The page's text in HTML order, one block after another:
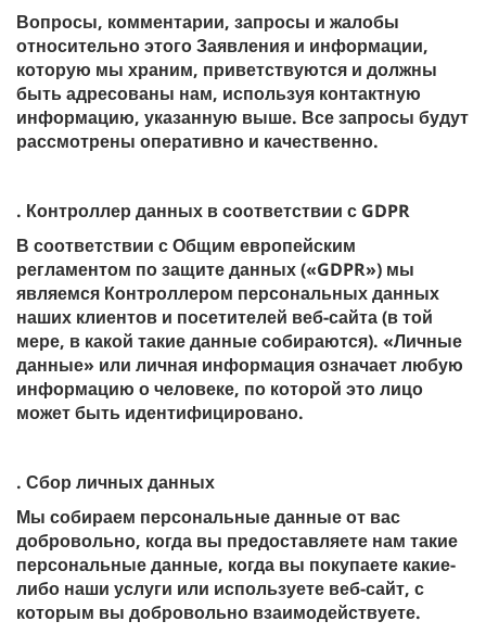
Вопросы, комментарии, запросы и жалобы
относительно этого Заявления и информации,
которую мы храним, приветствуются и должны
быть адресованы нам, используя контактную
информацию, указанную выше. Все запросы будут
рассмотрены оперативно и качественно.
. Контроллер данных в соответствии с GDPR
В соответствии с Общим европейским
регламентом по защите данных («GDPR») мы
являемся Контроллером персональных данных
наших клиентов и посетителей веб-сайта (в той
мере, в какой такие данные собираются). «Личные
данные» или личная информация означает любую
информацию о человеке, по которой это лицо
может быть идентифицировано.
. Сбор личных данных
Мы собираем персональные данные от вас
добровольно, когда вы предоставляете нам такие
персональные данные, когда вы покупаете какие-
либо наши услуги или используете веб-сайт, с
которым вы добровольно взаимодействуете.